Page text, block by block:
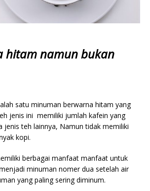
hitam namun bukan
satu minuman berwarna hitam yang
jenis ini memiliki jumlah kafein yang
jenis teh lainnya, Namun tidak memiliki
kopi.
berbagai manfaat manfaat untuk
minuman nomer dua setelah air
yang paling sering diminum.